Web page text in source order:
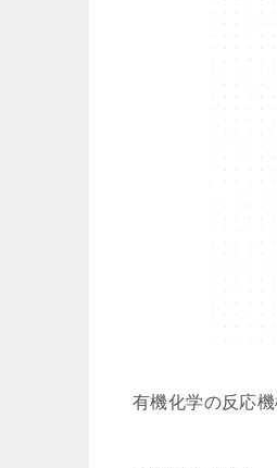
有機化学の反応